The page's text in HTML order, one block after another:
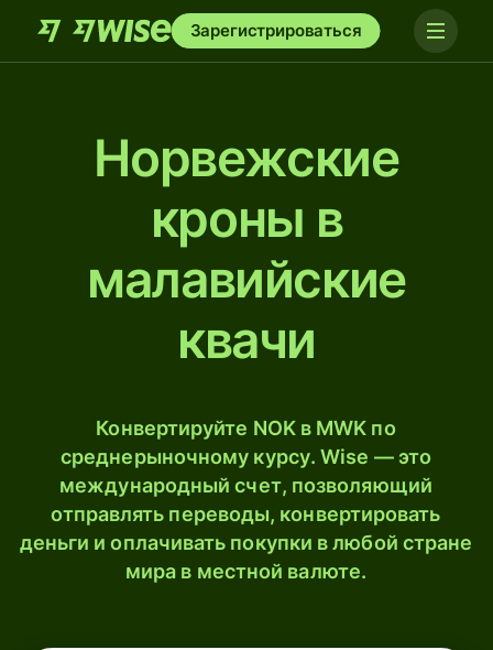
Зарегистрироваться
Норвежские
кроны в
малавийские
квачи
Конвертируйте NOK в MWK по
среднерыночному курсу. Wise — это
международный счет, позволяющий
отправлять переводы, конвертировать
деньги и оплачивать покупки в любой стране
мира в местной валюте.